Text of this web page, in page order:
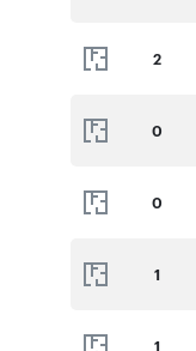
2
0
0
1
1